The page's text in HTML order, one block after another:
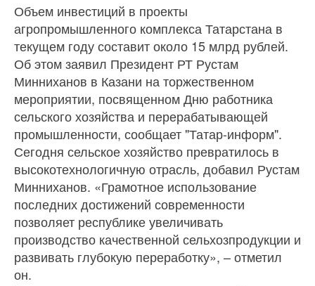
Объем инвестиций в проекты
агропромышленного комплекса Татарстана в
текущем году составит около 15 млрд рублей.
Об этом заявил Президент РТ Рустам
Минниханов в Казани на торжественном
мероприятии, посвященном Дню работника
сельского хозяйства и перерабатывающей
промышленности, сообщает "Татар-информ".
Сегодня сельское хозяйство превратилось в
высокотехнологичную отрасль, добавил Рустам
Минниханов. «Грамотное использование
последних достижений современности
позволяет республике увеличивать
производство качественной сельхозпродукции и
развивать глубокую переработку», – отметил
он.